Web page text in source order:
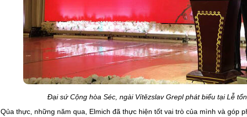
Đại sứ Cộng hòa Séc, ngài Vítězslav Grepl phát biểu tại Lễ
Qủa thực, những năm qua, Elmich đã thực hiện tốt vai trò của mình và góp